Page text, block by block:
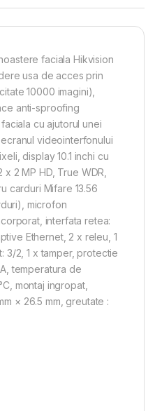
faciala Hikvision
usa de acces prin
10000 imagini),
anti-sproofing
cu ajutorul unei
videointerfonului
display 10.1 inchi cu
2 MP HD, True WDR,
carduri Mifare 13.56
microfon
interfata retea:
Ethernet, 2 x releu, 1
3/2, 1 x tamper, protectie
temperatura de
montaj ingropat,
× 26.5 mm, greutate :